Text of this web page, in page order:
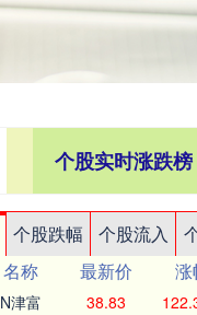
个股实时涨跌榜
个股跌幅 个股流入
名称 最新价 涨
N津富 38.83